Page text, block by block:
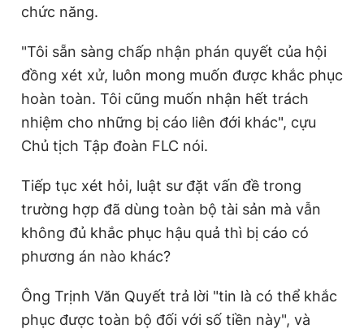
chức năng.
"Tôi sẵn sàng chấp nhận phán quyết của hội
đồng xét xử, luôn mong muốn được khắc phục
hoàn toàn. Tôi cũng muốn nhận hết trách
nhiệm cho những bị cáo liên đới khác", cựu
Chủ tịch Tập đoàn FLC nói.
Tiếp tục xét hỏi, luật sư đặt vấn đề trong
trường hợp đã dùng toàn bộ tài sản mà vẫn
không đủ khắc phục hậu quả thì bị cáo có
phương án nào khác?
Ông Trịnh Văn Quyết trả lời "tin là có thể khắc
phục được toàn bộ đối với số tiền này", và